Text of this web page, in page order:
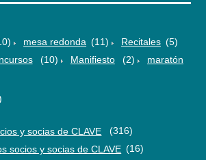
mesa redonda (11) Recitales (5)
(10) Manifiesto (2)
maratón
y socias de CLAVE
(316)
socios y socias de CLAVE (16)